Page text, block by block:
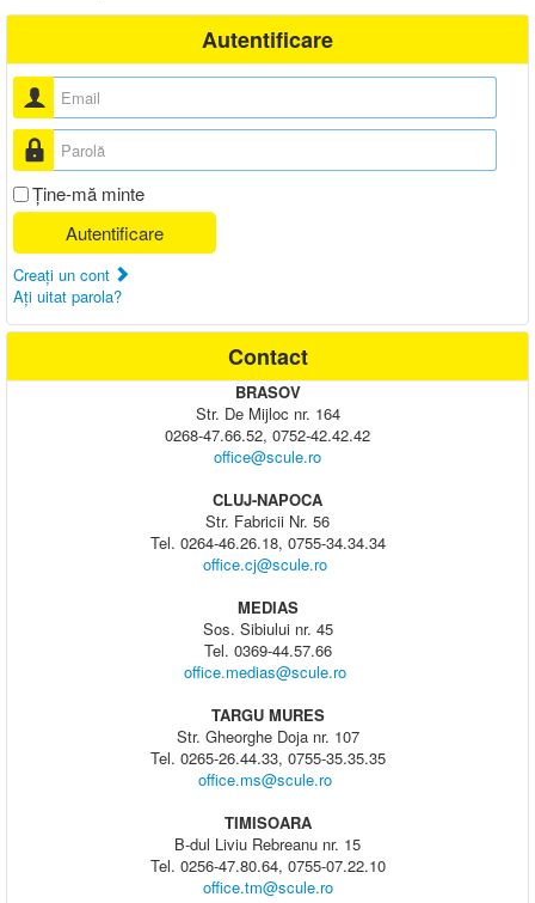
Autentificare
Nume utilizator
Parolă
Ţine-mă minte
Autentificare
Creaţi un cont
Aţi uitat parola?
Contact
BRASOV
Str. De Mijloc nr. 164
0268-47.66.52, 0752-42.42.42
office@scule.ro
CLUJ-NAPOCA
Str. Fabricii Nr. 56
Tel. 0264-46.26.18, 0755-34.34.34
office.cj@scule.ro
MEDIAS
Sos. Sibiului nr. 45
Tel. 0369-44.57.66
office.medias@scule.ro
TARGU MURES
Str. Gheorghe Doja nr. 107
Tel. 0265-26.44.33, 0755-35.35.35
office.ms@scule.ro
TIMISOARA
B-dul Liviu Rebreanu nr. 15
Tel. 0256-47.80.64, 0755-07.22.10
office.tm@scule.ro